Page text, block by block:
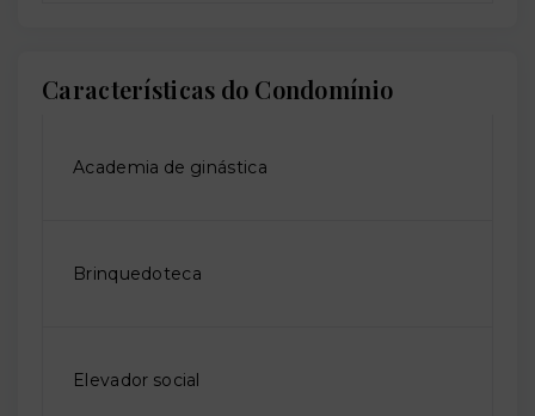
Características do Condomínio
Academia de ginástica
Brinquedoteca
Elevador social